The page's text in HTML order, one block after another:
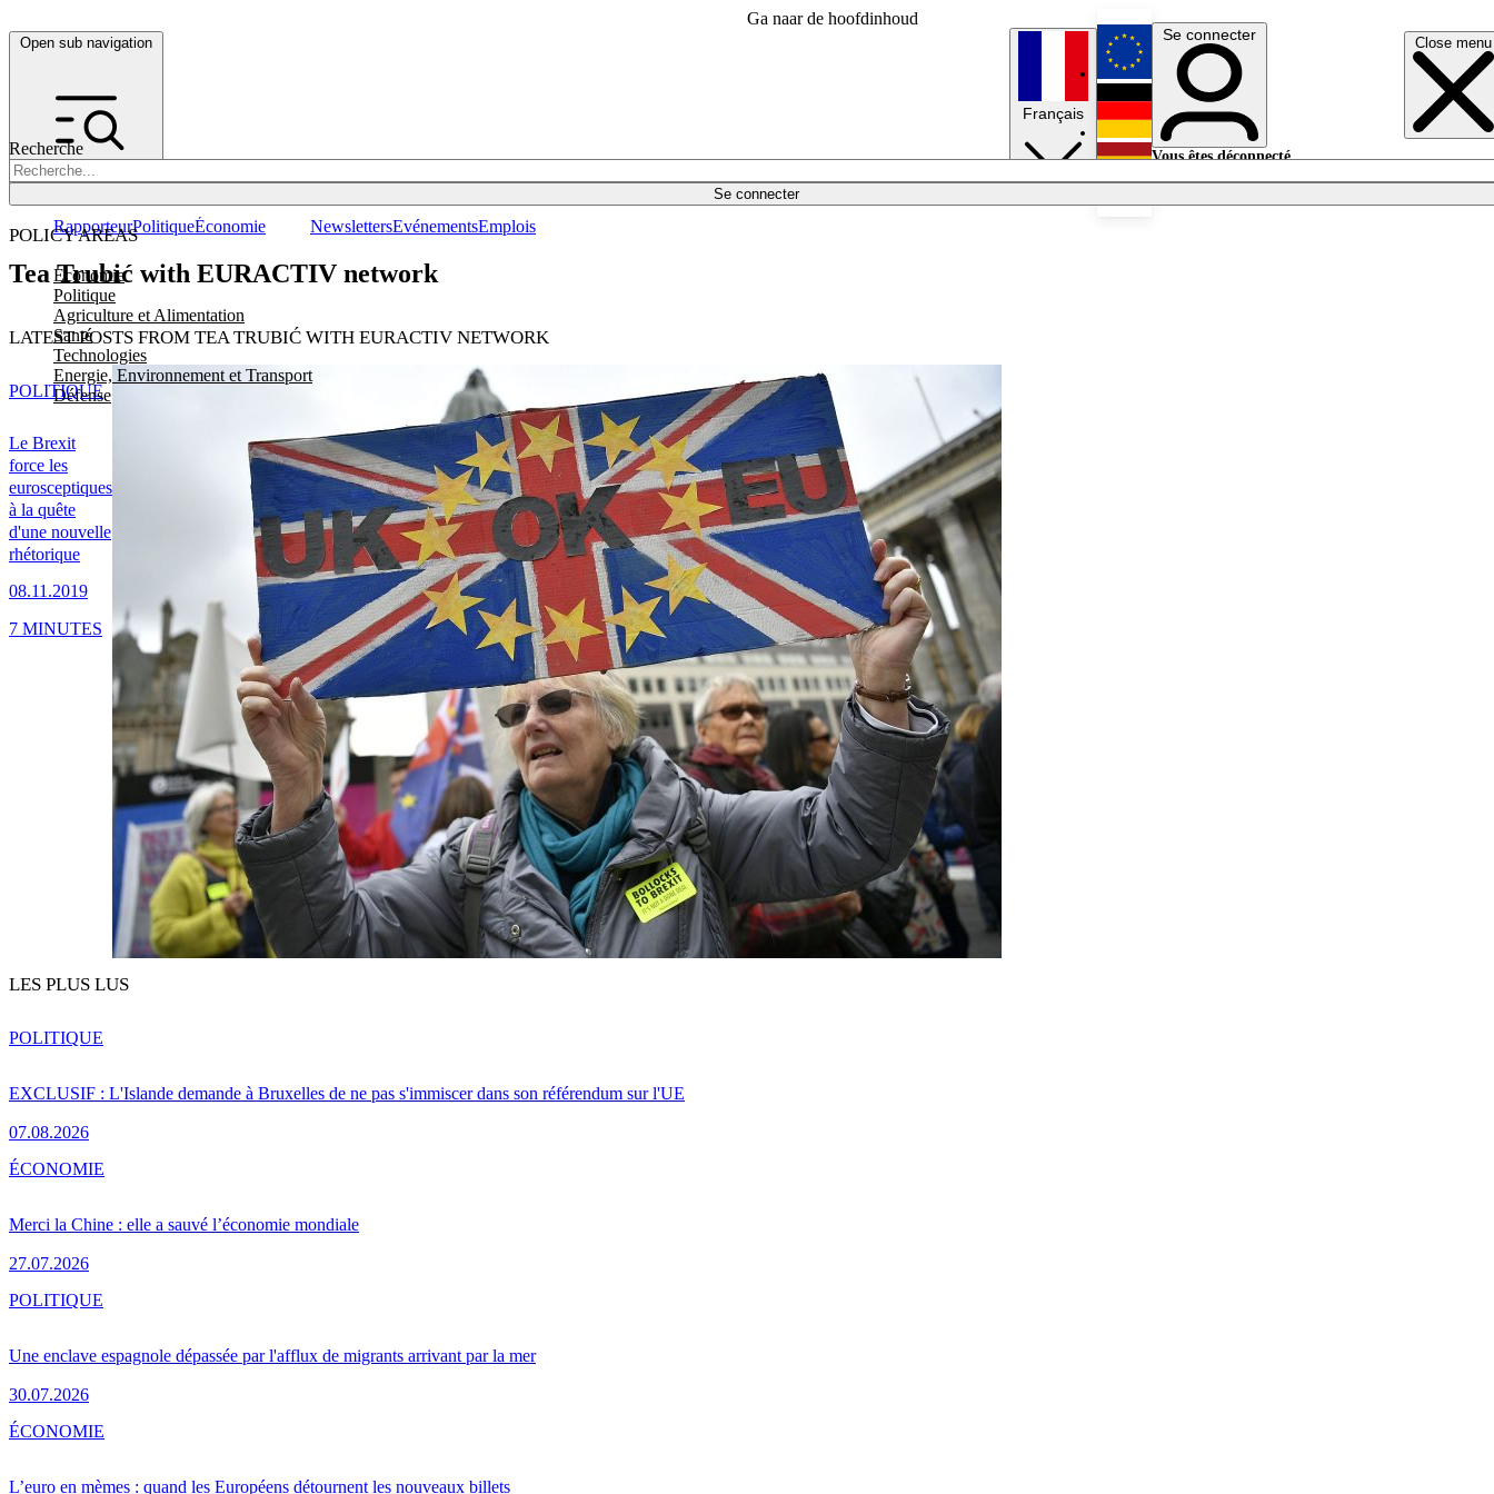
Ga naar de hoofdinhoud
Open sub navigation Close menu
Recherche
Se connecter
POLICY AREAS
Economie
Politique
Agriculture et Alimentation
Santé
Technologies
Energie, Environnement et Transport
Défense
RapporteurPolitiqueÉconomie NewslettersEvénementsEmplois
Français
English
Deutsch
Se connecter
Vous êtes déconnecté.
Tea Trubić with EURACTIV network
LATEST POSTS FROM TEA TRUBIĆ WITH EURACTIV NETWORK
Le Brexit
force les
eurosceptiques
à la quête
d'une nouvelle
rhétorique
08.11.2019
POLITIQUE
7 MINUTES
LES PLUS LUS
EXCLUSIF : L'Islande demande à Bruxelles de ne pas s'immiscer dans son référendum sur l'UE
07.08.2026
POLITIQUE
Merci la Chine : elle a sauvé l’économie mondiale
27.07.2026
ÉCONOMIE
Une enclave espagnole dépassée par l'afflux de migrants arrivant par la mer
30.07.2026
POLITIQUE
L’euro en mèmes : quand les Européens détournent les nouveaux billets
ÉCONOMIE